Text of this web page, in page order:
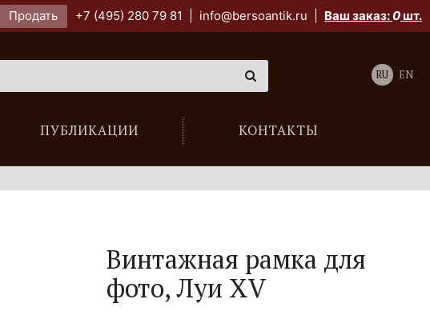
Продать +7 (495) 280 79 81 info@bersoantik.ru Ваш заказ:0шт.
ПУБЛИКАЦИИ КОНТАКТЫ
RU EN
Винтажная рамка для
фото,Луи XV